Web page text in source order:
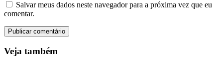
Salvar meus dados neste navegador para a próxima vez que eu
comentar.
Veja também